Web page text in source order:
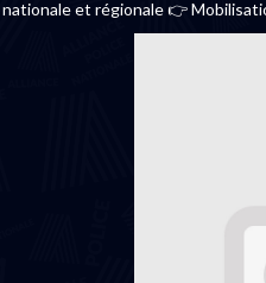
et régionale 👉